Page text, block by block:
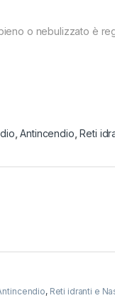
o nebulizzato è
,Antincendio ,Reti
, Reti idranti e